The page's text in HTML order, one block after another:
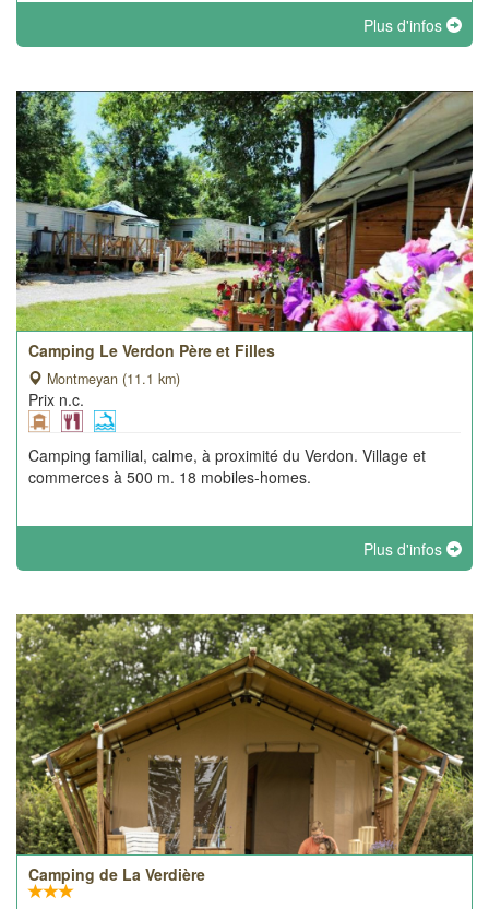
Plus d'infos
Camping Le Verdon Père et Filles
Montmeyan (11.1 km)
Prix n.c.
Camping familial, calme, à proximité du Verdon. Village et
commerces à 500 m. 18 mobiles-homes.
Plus d'infos
Camping de La Verdière